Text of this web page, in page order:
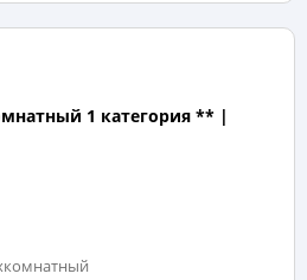
1 категория ** |